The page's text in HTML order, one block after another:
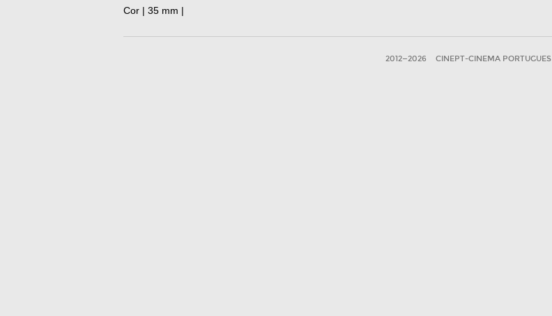
Cor | 35 mm |
2012—2026 CINEPT-CINEMA PORTUGUES